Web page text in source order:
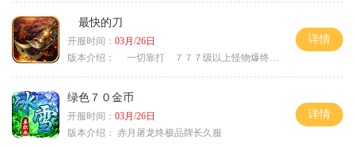
最快的刀
开服时间： 03月/26日
版本介绍：
一切靠打 ７７７级以上怪物爆终极
详情
绿色７０金币
开服时间： 03月/26日
版本介绍： 赤月屠龙终极品牌长久服
详情